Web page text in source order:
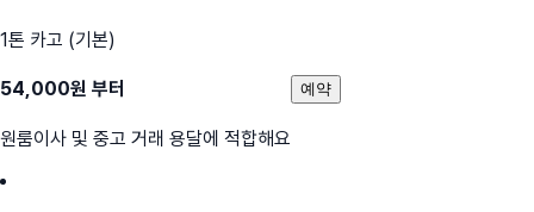
1톤 카고 (기본)
54,000원 부터
원룸이사 및 중고 거래 용달에 적합해요
예약